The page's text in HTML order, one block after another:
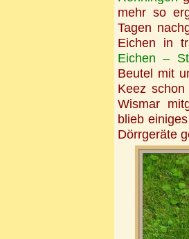
mehr so
Tagen
Eichen in
Eichen –
Beutel mit
Keez
Wismar
blieb
Dörrgeräte